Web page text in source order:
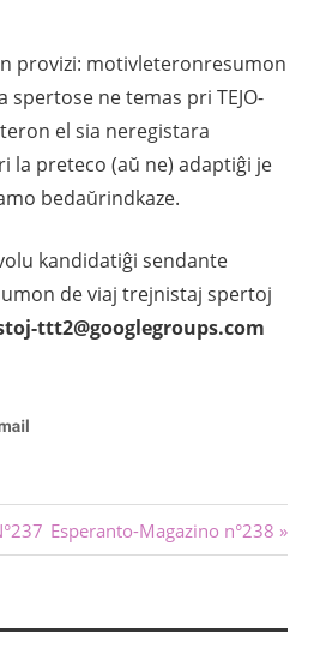
provizi: motivleteronresumon
ne temas pri TEJO-
el sia neregistara
la preteco (aŭ ne) adaptiĝi je
bedaŭrindkaze.
kandidatiĝi sendante
de viaj trejnistaj spertoj
ttt2@googlegroups.com
Sekva
afiŝo:
Esperanto-Magazino n°238